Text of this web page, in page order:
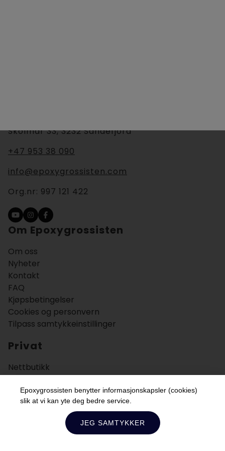
Skolmar 33, 3232 Sandefjord
+47 953 38 090
info@epoxygrossisten.com
Org.nr: 997 121 422
Om Epoxygrossisten
Om oss
Nyheter
Kontakt
FAQ
Kjøpsbetingelser
Cookies og personvern
Tilpass samtykkeinstillinger
Privat
Nettbutikk
Veiledning
Bedrift
Epoxygrossisten benytter informasjonskapsler (cookies)
slik at vi kan yte deg bedre service.
JEG SAMTYKKER